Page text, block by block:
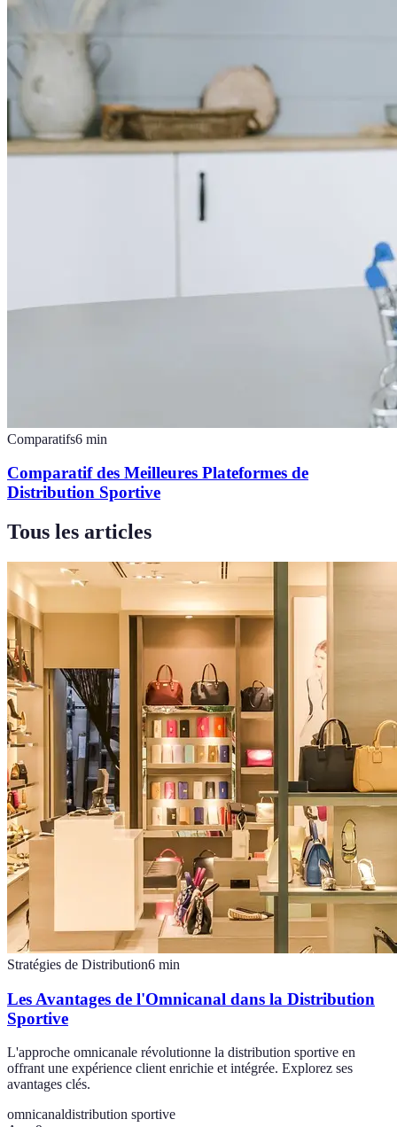
Comparatifs6 min
Comparatif des Meilleures Plateformes de
Distribution Sportive
Tous les articles
Stratégies de Distribution6 min
Les Avantages de l'Omnicanal dans la Distribution
Sportive
L'approche omnicanale révolutionne la distribution sportive en
offrant une expérience client enrichie et intégrée. Explorez ses
avantages clés.
omnicanaldistribution sportive